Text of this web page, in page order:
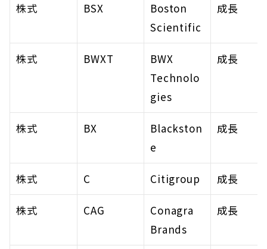
株式 BSX
Boston
Scientific
成長
株式 BWXT
BWX
Technolo
gies
成長
株式 BX
Blackston
e
成長
株式 C Citigroup 成長
株式 CAG
Conagra
Brands
成長